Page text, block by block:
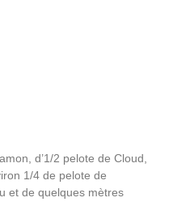
d’1/2 pelote de Cloud,
1/4 de pelote de
et de quelques mètres